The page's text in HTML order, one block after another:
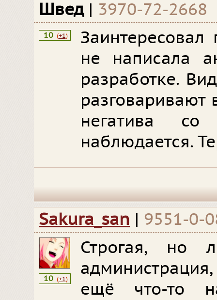
Швед | 3970-72-2668
10 (+1)
не написала
разработке.
негатива
наблюдается.
Sakura_san | 9551-0-
10 (+1)
Строгая, но
ещё что-то